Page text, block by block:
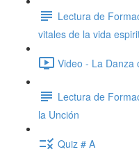
Lectura de
vitales de la vida
Video - La Danza
Lectura de
la Unción
Quiz # A